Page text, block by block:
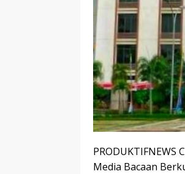
PRODUKTIFNEWS
Media Bacaan